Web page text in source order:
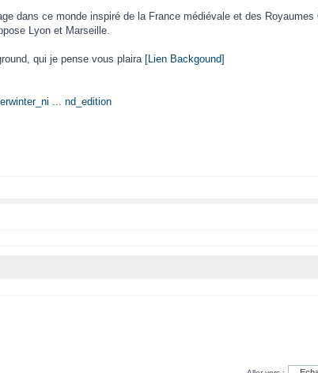
dans ce monde inspiré de la France médiévale et des
Lyon et Marseille.
qui je pense vous plaira [Lien Backgound]
... nd_edition